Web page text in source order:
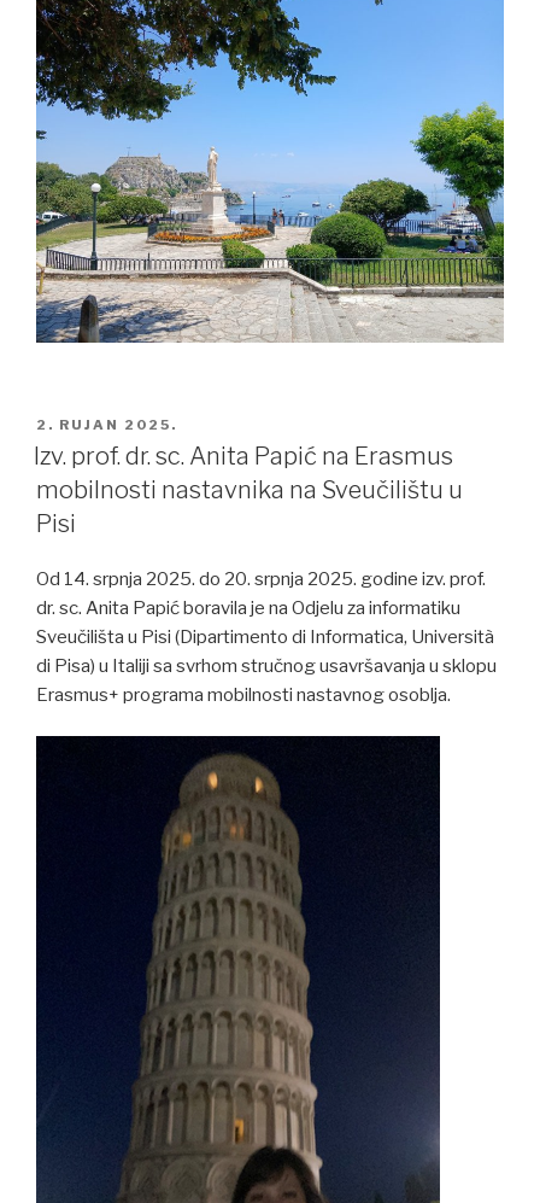
POSTED
ON
2. RUJAN 2025.
Izv. prof. dr. sc. Anita Papić na Erasmus
mobilnosti nastavnika na Sveučilištu u
Pisi
Od 14. srpnja 2025. do 20. srpnja 2025. godine izv. prof.
dr. sc. Anita Papić boravila je na Odjelu za informatiku
Sveučilišta u Pisi (Dipartimento di Informatica, Università
di Pisa) u Italiji sa svrhom stručnog usavršavanja u sklopu
Erasmus+ programa mobilnosti nastavnog osoblja.